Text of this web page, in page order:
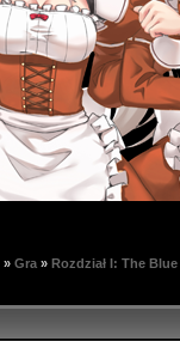
» Gra » Rozdział I: The